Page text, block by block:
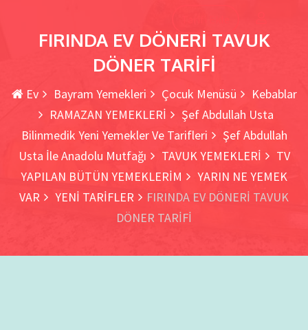
FIRINDA EV DÖNERİ TAVUK
DÖNER TARİFİ
Ev Bayram Yemekleri Çocuk Menüsü
Kebablar
RAMAZAN YEMEKLERİ
Şef Abdullah Usta
Bilinmedik Yeni Yemekler Ve Tarifleri
Şef Abdullah
Usta İle Anadolu Mutfağı
TAVUK YEMEKLERİ
TV
YAPILAN BÜTÜN YEMEKLERİM
YARIN NE YEMEK
VAR
YENİ TARİFLER
FIRINDA EV DÖNERİ TAVUK
DÖNER TARİFİ